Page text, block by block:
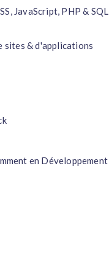
JavaScript, PHP & SQL
sites & d'applications
en Développement